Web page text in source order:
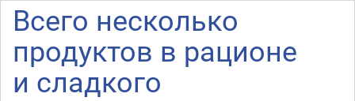
Всего несколько
продуктов в рационе
и сладкого